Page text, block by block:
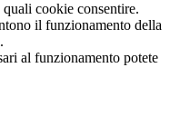
quali cookie consentire.
il funzionamento della
al funzionamento potete